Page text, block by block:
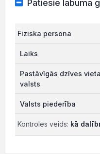
Patiesie labuma
Fiziska persona
Kontroles veids: kā